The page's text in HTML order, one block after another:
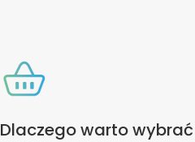
Dlaczego warto